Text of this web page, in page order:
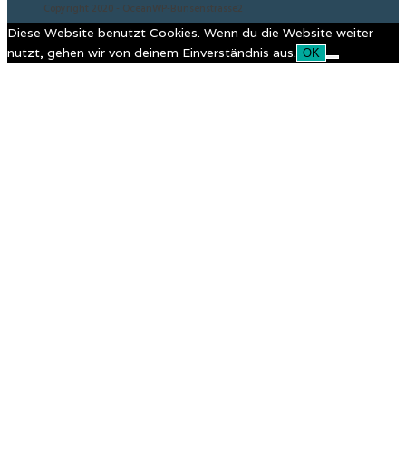
Copyright 2020 - OceanWP-Bunsenstrasse2
Diese Website benutzt Cookies. Wenn du die Website weiter
nutzt, gehen wir von deinem Einverständnis aus. OK